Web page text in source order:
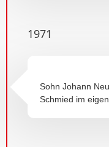
Sohn Johann
Schmied im
1971